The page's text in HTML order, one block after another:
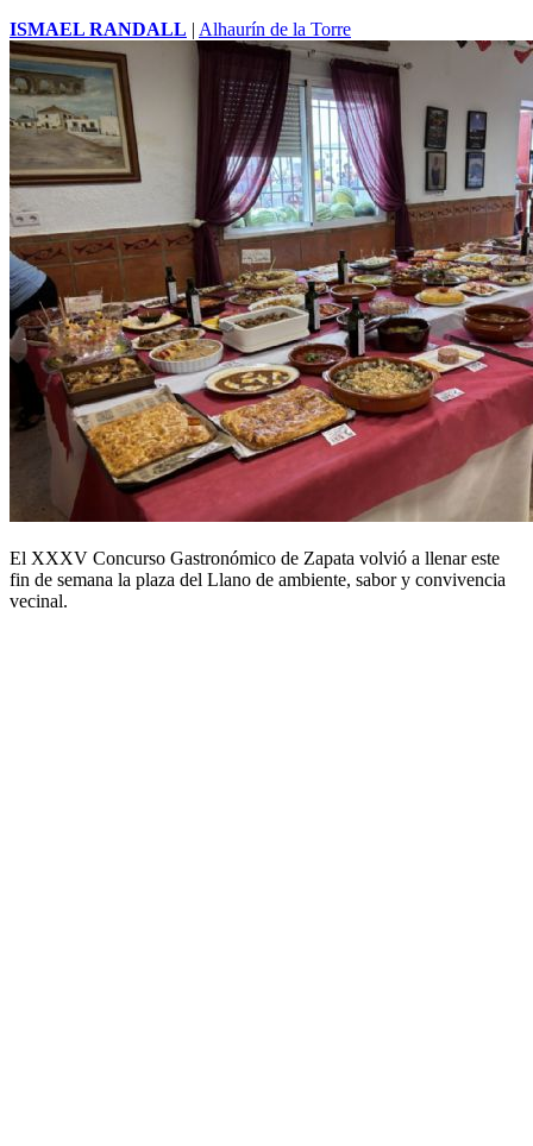
ISMAEL RANDALL | Alhaurín de la Torre
El XXXV Concurso Gastronómico de Zapata volvió a llenar este
fin de semana la plaza del Llano de ambiente, sabor y convivencia
vecinal.